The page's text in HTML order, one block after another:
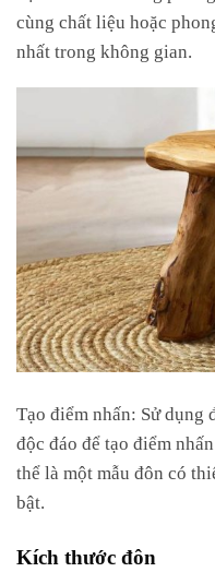
cùng chất liệu hoặc
nhất trong không gian.
Tạo điểm nhấn: Sử dụng
độc đáo để tạo điểm
thể là một mẫu đôn có
bật.
Kích thước đôn